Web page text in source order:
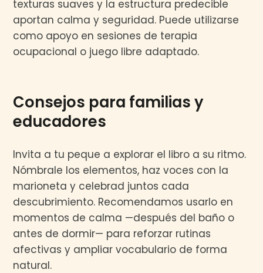
texturas suaves y la estructura predecible
aportan calma y seguridad. Puede utilizarse
como apoyo en sesiones de terapia
ocupacional o juego libre adaptado.
Consejos para familias y
educadores
Invita a tu peque a explorar el libro a su ritmo.
Nómbrale los elementos, haz voces con la
marioneta y celebrad juntos cada
descubrimiento. Recomendamos usarlo en
momentos de calma —después del baño o
antes de dormir— para reforzar rutinas
afectivas y ampliar vocabulario de forma
natural.